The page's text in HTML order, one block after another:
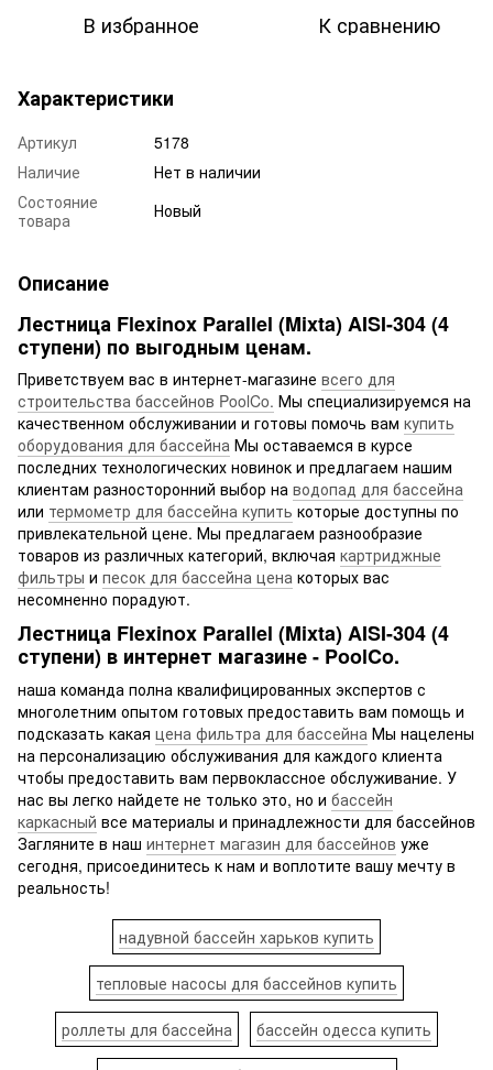
В избранное К сравнению
Характеристики
Артикул
5178
Наличие
Нет в наличии
Состояние
товара
Новый
Описание
Лестница Flexinox Parallel (Mixta) AISI-304 (4
ступени) по выгодным ценам.
Приветствуем вас в интернет-магазине всего для
строительства бассейнов PoolCo. Мы специализируемся на
качественном обслуживании и готовы помочь вам купить
оборудования для бассейна Мы оставаемся в курсе
последних технологических новинок и предлагаем нашим
клиентам разносторонний выбор на водопад для бассейна
или термометр для бассейна купить которые доступны по
привлекательной цене. Мы предлагаем разнообразие
товаров из различных категорий, включая картриджные
фильтры и песок для бассейна цена которых вас
несомненно порадуют.
Лестница Flexinox Parallel (Mixta) AISI-304 (4
ступени) в интернет магазине - PoolCo.
наша команда полна квалифицированных экспертов с
многолетним опытом готовых предоставить вам помощь и
подсказать какая цена фильтра для бассейна Мы нацелены
на персонализацию обслуживания для каждого клиента
чтобы предоставить вам первоклассное обслуживание. У
нас вы легко найдете не только это, но и бассейн
каркасный все материалы и принадлежности для бассейнов
Загляните в наш интернет магазин для бассейнов уже
сегодня, присоединитесь к нам и воплотите вашу мечту в
реальность!
надувной бассейн харьков купить
тепловые насосы для бассейнов купить
роллеты для бассейна бассейн одесса купить